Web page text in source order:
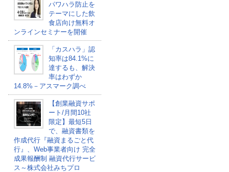
パワハラ防止を
テーマにした飲
食店向け無料オ
ンラインセミナーを開催
「カスハラ」認
知率は84.1%に
達するも、解決
率はわずか
14.8%－アスマーク調べ
【創業融資サポ
ート/月間10社
限定】最短5日
で、融資書類を
作成代行『融資まるごと代
行』、Web事業者向け 完全
成果報酬制 融資代行サービ
ス～株式会社みちプロ